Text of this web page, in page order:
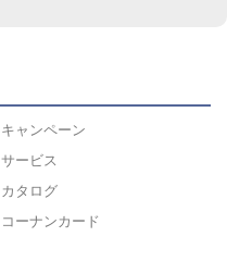
キャンペーン
サービス
カタログ
コーナンカード